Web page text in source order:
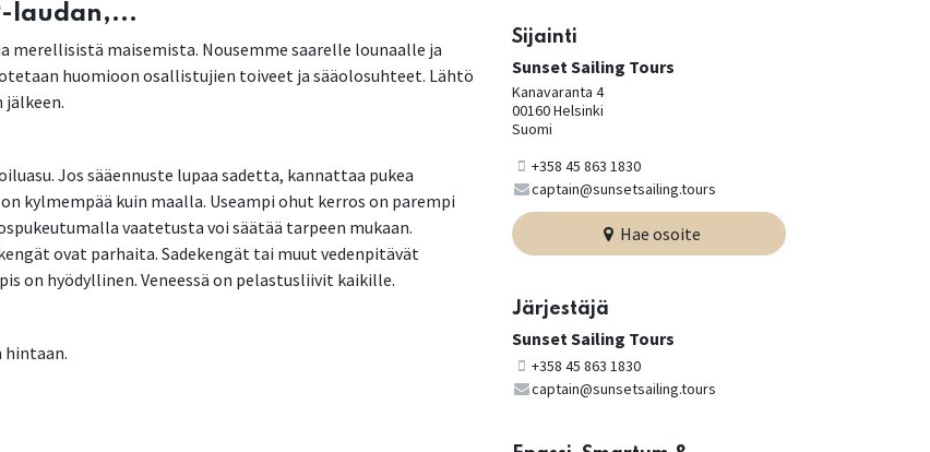
laudan,...
maisemista. Nousemme saarelle lounaalle ja
huomioon osallistujien toiveet ja sääolosuhteet. Lähtö
jälkeen.
Jos sääennuste lupaa sadetta, kannattaa pukea
kylmempää kuin maalla. Useampi ohut kerros on parempi
vaatetusta voi säätää tarpeen mukaan.
ovat parhaita. Sadekengät tai muut vedenpitävät
on hyödyllinen. Veneessä on pelastusliivit kaikille.
hintaan.
Sijainti
Sunset Sailing Tours
Kanavaranta 4
00160 Helsinki
Suomi
+358 45 863 1830
captain@sunsetsailing.tours
Hae osoite
Järjestäjä
Sunset Sailing Tours
+358 45 863 1830
captain@sunsetsailing.tours